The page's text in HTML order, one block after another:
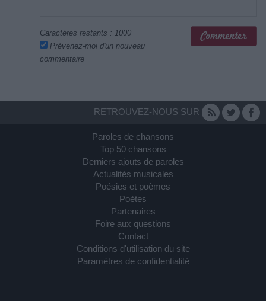
Caractères restants : 1000
Prévenez-moi d'un nouveau
commentaire
RETROUVEZ-NOUS SUR
Paroles de chansons
Top 50 chansons
Derniers ajouts de paroles
Actualités musicales
Poésies et poèmes
Poètes
Partenaires
Foire aux questions
Contact
Conditions d'utilisation du site
Paramètres de confidentialité